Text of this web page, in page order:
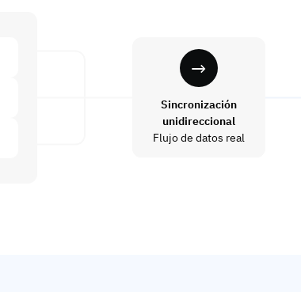
Sincronización
unidireccional
Flujo de datos real